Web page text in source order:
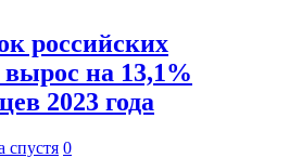
российских
на 13,1%
2023 года
спустя 0